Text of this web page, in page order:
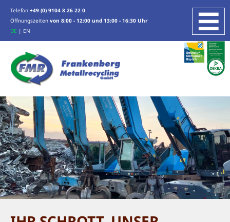
Telefon +49 (0) 9104 8 26 22 0
Öffnungszeiten von 8:00 - 12:00 und 13:00 - 16:30 Uhr
DE | EN
LEISTUNGEN
METALLHANDEL
ZINK, ZINN, BLEI
ELEKTROALTGERÄTE/ -KOMPONENTEN
GEWERBE- UND INDUSTRIESERVICES
RECYCLING VON PRODUKTIONSABFÄLLEN
SONST. LEISTUNGEN
WIR ÜBER UNS
STANDORT
ZERTIFIZIERUNG